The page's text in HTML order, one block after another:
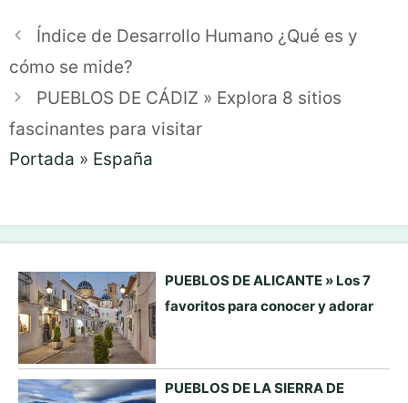
Índice de Desarrollo Humano ¿Qué es y
cómo se mide?
PUEBLOS DE CÁDIZ » Explora 8 sitios
fascinantes para visitar
Portada » España
PUEBLOS DE ALICANTE » Los 7
favoritos para conocer y adorar
PUEBLOS DE LA SIERRA DE